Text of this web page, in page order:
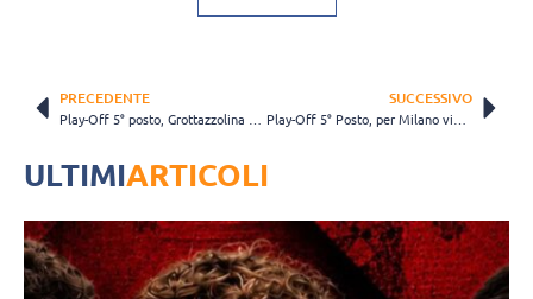
PRECEDENTE SUCCESSIVO
ULTIMIARTICOLI